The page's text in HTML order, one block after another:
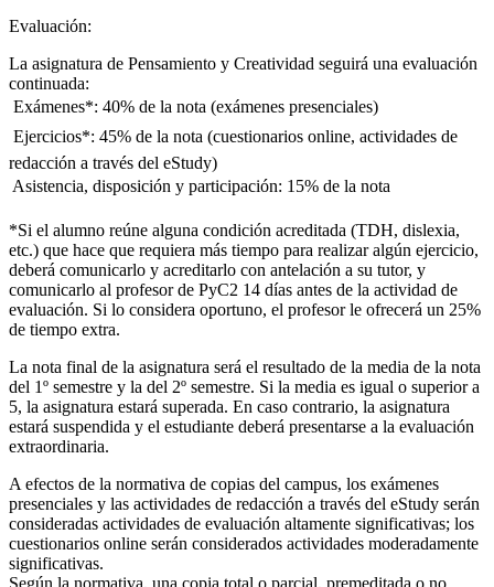
Evaluación:
La asignatura de Pensamiento y Creatividad seguirá una evaluación
continuada:
 Exámenes*: 40% de la nota (exámenes presenciales)
 Ejercicios*: 45% de la nota (cuestionarios online, actividades de
redacción a través del eStudy)
 Asistencia, disposición y participación: 15% de la nota
*Si el alumno reúne alguna condición acreditada (TDH, dislexia,
etc.) que hace que requiera más tiempo para realizar algún ejercicio,
deberá comunicarlo y acreditarlo con antelación a su tutor, y
comunicarlo al profesor de PyC2 14 días antes de la actividad de
evaluación. Si lo considera oportuno, el profesor le ofrecerá un 25%
de tiempo extra.
La nota final de la asignatura será el resultado de la media de la nota
del 1º semestre y la del 2º semestre. Si la media es igual o superior a
5, la asignatura estará superada. En caso contrario, la asignatura
estará suspendida y el estudiante deberá presentarse a la evaluación
extraordinaria.
A efectos de la normativa de copias del campus, los exámenes
presenciales y las actividades de redacción a través del eStudy serán
consideradas actividades de evaluación altamente significativas; los
cuestionarios online serán considerados actividades moderadamente
significativas.
Según la normativa, una copia total o parcial, premeditada o no